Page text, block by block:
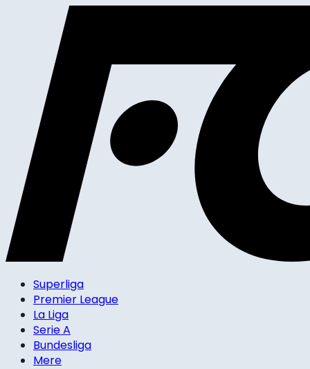
Superliga
Premier League
La Liga
Serie A
Bundesliga
Mere